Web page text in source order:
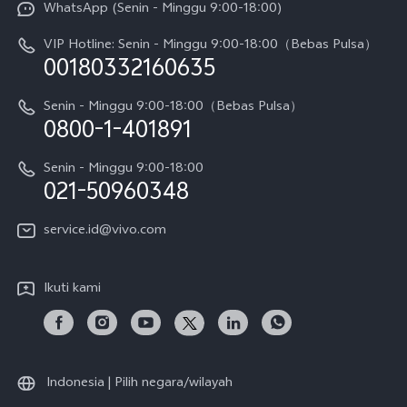
V70
V70 FE
Y05
X300 Pro
Gerai Terdekat
Pembaruan Sistem
Harga Spare Part
Otentikasi IMEI
Kebijakan Garansi vivo
Layanan Perbaikan Antar Jemput
Unduh LUT untuk Memulihkan Log
Sejarah
Berita
Pemberitahuan Hukum
Tentang Kami
Pusat Privasi vivo
WhatsApp (Senin - Minggu 9:00-18:00)
VIP Hotline: Senin - Minggu 9:00-18:00（Bebas Pulsa）
00180332160635
Senin - Minggu 9:00-18:00（Bebas Pulsa）
0800-1-401891
Senin - Minggu 9:00-18:00
021-50960348
service.id@vivo.com
Ikuti kami
Indonesia | Pilih negara/wilayah